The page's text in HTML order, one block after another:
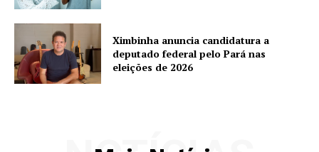
Ximbinha anuncia candidatura a
deputado federal pelo Pará nas
eleições de 2026